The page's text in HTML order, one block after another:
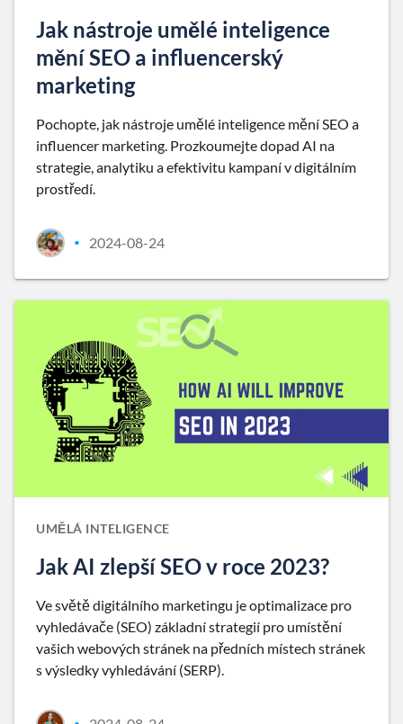
Jak nástroje umělé inteligence
mění SEO a influencerský
marketing
Pochopte, jak nástroje umělé inteligence mění SEO a
influencer marketing. Prozkoumejte dopad AI na
strategie, analytiku a efektivitu kampaní v digitálním
prostředí.
• 2024-08-24
UMĚLÁ INTELIGENCE
Jak AI zlepší SEO v roce 2023?
Ve světě digitálního marketingu je optimalizace pro
vyhledávače (SEO) základní strategií pro umístění
vašich webových stránek na předních místech stránek
s výsledky vyhledávání (SERP).